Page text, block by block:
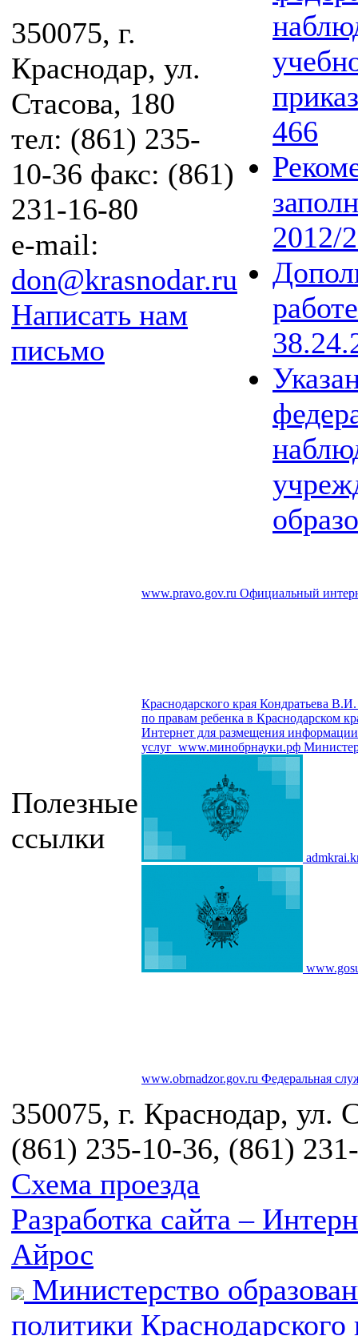
350075, г.
Краснодар, ул.
Стасова, 180
тел: (861) 235-
10-36 факс: (861)
231-16-80
e-mail:
don@krasnodar.ru
Написать нам
письмо
466
2012/
Полезные
ссылки
www.pravo.gov.ru Официальный
Краснодарского края Кондратьева В.И.
по правам ребенка в Краснодарском
Интернет для размещения информации
услуг www.минобрнауки.рф
www.obrnadzor.gov.ru Федеральная
350075, г. Краснодар, ул.
(861) 235-10-36, (861)
Схема проезда
Разработка сайта –
Айрос
Министерство
политики Краснодарского